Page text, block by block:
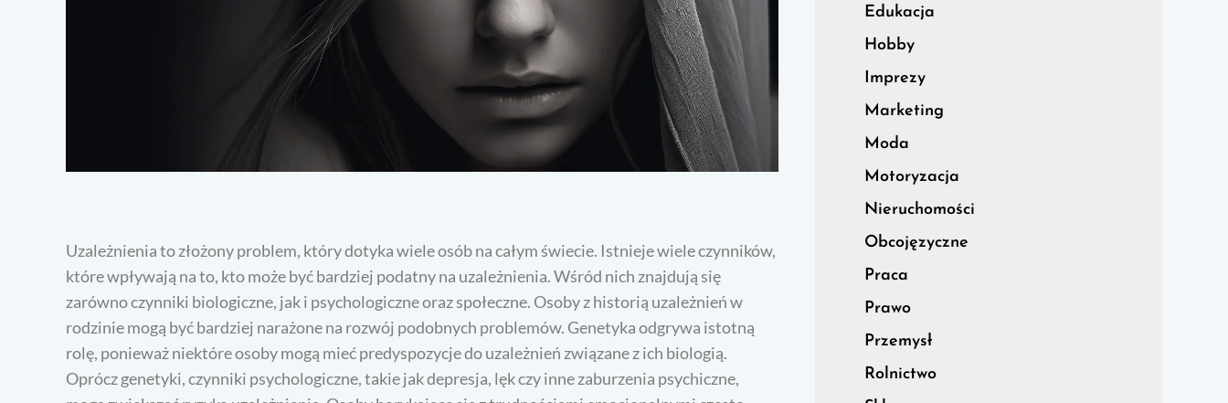
Uzależnienia to złożony problem, który dotyka wiele osób na całym świecie. Istnieje wiele czynników,
które wpływają na to, kto może być bardziej podatny na uzależnienia. Wśród nich znajdują się
zarówno czynniki biologiczne, jak i psychologiczne oraz społeczne. Osoby z historią uzależnień w
rodzinie mogą być bardziej narażone na rozwój podobnych problemów. Genetyka odgrywa istotną
rolę, ponieważ niektóre osoby mogą mieć predyspozycje do uzależnień związane z ich biologią.
Oprócz genetyki, czynniki psychologiczne, takie jak depresja, lęk czy inne zaburzenia psychiczne,
Edukacja
Hobby
Imprezy
Marketing
Moda
Motoryzacja
Nieruchomości
Obcojęzyczne
Praca
Prawo
Przemysł
Rolnictwo